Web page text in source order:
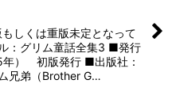
しくは重版未定となって
：グリム童話全集3 ■発行
） 初版発行 ■出版社：
兄弟（Brother G…